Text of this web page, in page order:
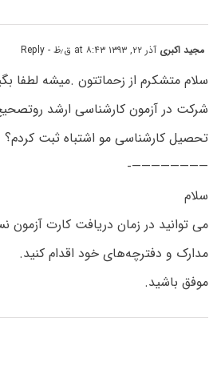
مجید اکبری آذر ۲۲, ۱۳۹۳ at ۸:۴۳ ق٫ظ - Reply
سلام متشکرم از زحماتتون .میشه لطفا
شرکت در آزمون کارشناسی ارشد
تحصیل کارشناسی مو اشتباه ثبت کردم؟
————————-
سلام
می‌ توانید در زمان دریافت کارت
مدارک و دفترچه‌های خود اقدام کنید.
موفق باشید.